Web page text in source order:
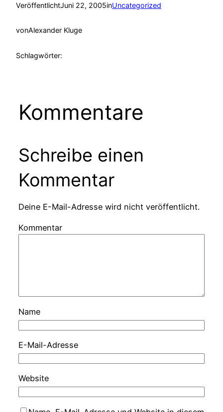
VeröffentlichtJuni 22, 2005inUncategorized
vonAlexander Kluge
Schlagwörter:
Kommentare
Schreibe einen
Kommentar
Deine E-Mail-Adresse wird nicht veröffentlicht.
Kommentar
Name
E-Mail-Adresse
Website